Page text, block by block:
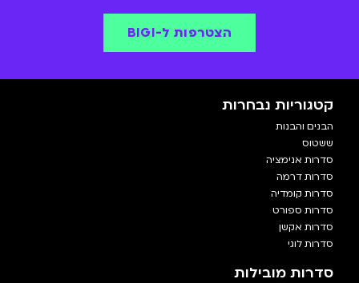
הצטרפות ל-BIGI
קטגוריות נבחרות
הבנים והבנות
ששטוס
סדרות אנימציה
סדרות דרמה
סדרות קומדיה
סדרות ספורט
סדרות אקשן
סדרות לוגי
סדרות מובילות